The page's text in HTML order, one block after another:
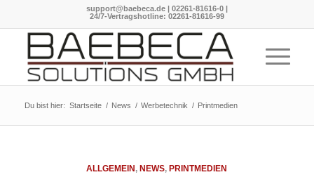
support@baebeca.de| 02261-81616-0|
24/7-Vertragshotline: 02261-81616-99
Du bist hier: Startseite / News / Werbetechnik / Printmedien
ALLGEMEIN,NEWS,PRINTMEDIEN